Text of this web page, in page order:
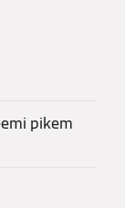
pikem